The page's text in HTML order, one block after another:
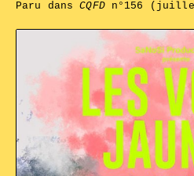
Paru dansCQFDn°156